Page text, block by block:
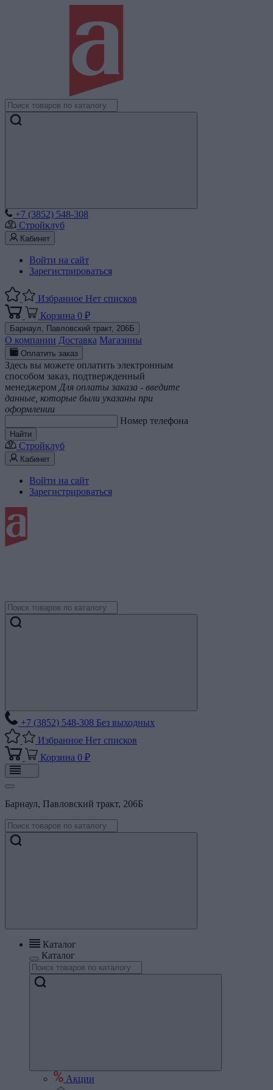
+7 (3852) 548-308
Стройклуб
Кабинет
Войти на сайт
Зарегистрироваться
Избранное Нет списков
Корзина 0 ₽
Барнаул, Павловский тракт, 206Б
О компании Доставка Магазины
Оплатить заказ
Здесь вы можете оплатить электронным
способом заказ, подтвержденный
менеджером Для оплаты заказа - введите
данные, которые были указаны при
оформлении
Номер телефона
Найти
Стройклуб
Кабинет
Войти на сайт
Зарегистрироваться
+7 (3852) 548-308 Без выходных
Избранное Нет списков
Корзина 0 ₽
Барнаул, Павловский тракт, 206Б
Каталог
Каталог
Акции